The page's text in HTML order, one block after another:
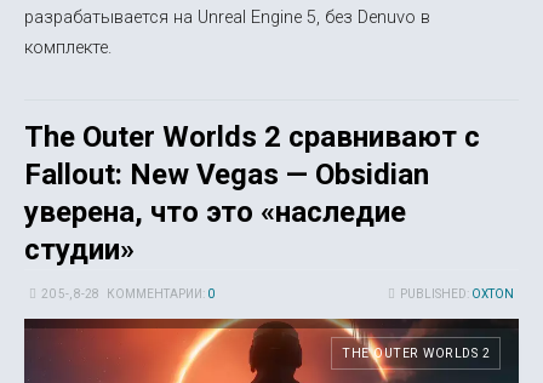
разрабатывается на Unreal Engine 5, без Denuvo в
комплекте.
The Outer Worlds 2 сравнивают с
Fallout: New Vegas — Obsidian
уверена, что это «наследие
студии»
PUBLISHED: OXTON
20 5-, 8-28 КОММЕНТАРИИ: 0
THE OUTER WORLDS 2